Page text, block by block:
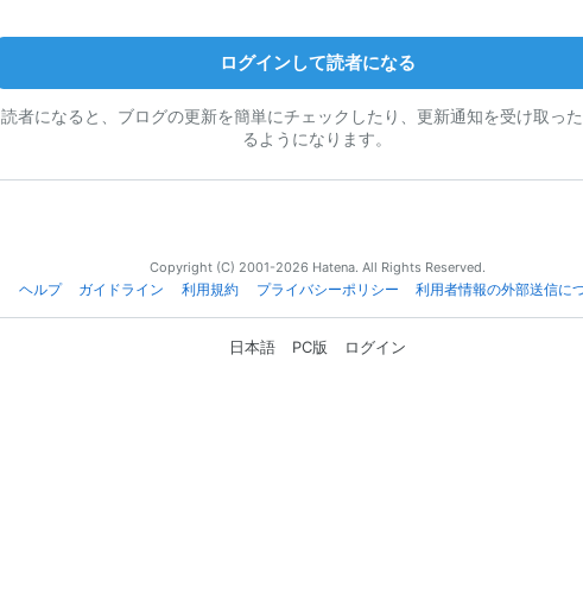
ログインして読者になる
読者になると、ブログの更新を簡単にチェックしたり、更新通知を受け取っ
るようになります。
Copyright (C) 2001-2026 Hatena. All Rights Reserved.
ヘルプ
ガイドライン 利用規約 プライバシーポリシー 利用者情報の外部送信に
日本語 PC版 ログイン